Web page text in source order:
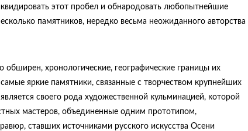
этот пробел и обнародовать любопытнейшие
памятников, нередко весьма неожиданного авторства
обширен, хронологические, географические границы их
яркие памятники, связанные с творчеством крупнейших
своего рода художественной кульминацией, которой
мастеров, объединенные одним прототипом,
ставших источниками русского искусства Осени